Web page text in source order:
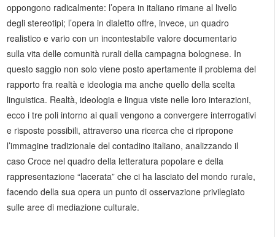
oppongono radicalmente: l’opera in italiano rimane al livello
degli stereotipi; l’opera in dialetto offre, invece, un quadro
realistico e vario con un incontestabile valore documentario
sulla vita delle comunità rurali della campagna bolognese. In
questo saggio non solo viene posto apertamente il problema del
rapporto fra realtà e ideologia ma anche quello della scelta
linguistica. Realtà, ideologia e lingua viste nelle loro interazioni,
ecco i tre poli intorno ai quali vengono a convergere interrogativi
e risposte possibili, attraverso una ricerca che ci ripropone
l’immagine tradizionale del contadino italiano, analizzando il
caso Croce nel quadro della letteratura popolare e della
rappresentazione “lacerata” che ci ha lasciato del mondo rurale,
facendo della sua opera un punto di osservazione privilegiato
sulle aree di mediazione culturale.